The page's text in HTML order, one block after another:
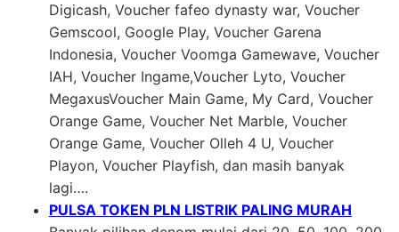
Digicash, Voucher fafeo dynasty war, Voucher
Gemscool, Google Play, Voucher Garena
Indonesia, Voucher Voomga Gamewave, Voucher
IAH, Voucher Ingame,Voucher Lyto, Voucher
MegaxusVoucher Main Game, My Card, Voucher
Orange Game, Voucher Net Marble, Voucher
Orange Game, Voucher Olleh 4 U, Voucher
Playon, Voucher Playfish, dan masih banyak
lagi….
PULSA TOKEN PLN LISTRIK PALING MURAH